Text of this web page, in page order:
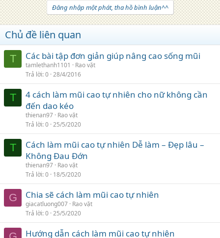
Đăng nhập một phát, tha hồ bình luận^^
Chủ đề liên quan
T Các bài tập đơn giản giúp nâng cao sống mũi
tamlethanh1101
Rao vặt
Trả lời 0 28/4/2016
T
4 cách làm mũi cao tự nhiên cho nữ không cần
đến dao kéo
thienan97 Rao vặt
Trả lời 0 25/5/2020
T
Cách làm mũi cao tự nhiên Dễ làm – Đẹp lâu –
Không Đau Đớn
thienan97 Rao vặt
Trả lời 0 18/5/2020
G Chia sẽ cách làm mũi cao tự nhiên
giacatluong007 Rao vặt
Trả lời 0 25/5/2020
Hướng dẫn cách làm mũi cao tự nhiên